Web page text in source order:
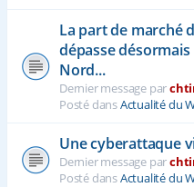
La part de marché
dépasse
Nord...
Dernier message par
Posté dansActualité du
Une cyberattaque
Dernier message par
Posté dansActualité du